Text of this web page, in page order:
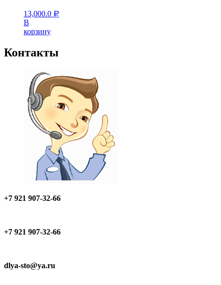
13,000.0 Р
В
корзину
Контакты
+7 921 907-32-66
+7 921 907-32-66
dlya-sto@ya.ru